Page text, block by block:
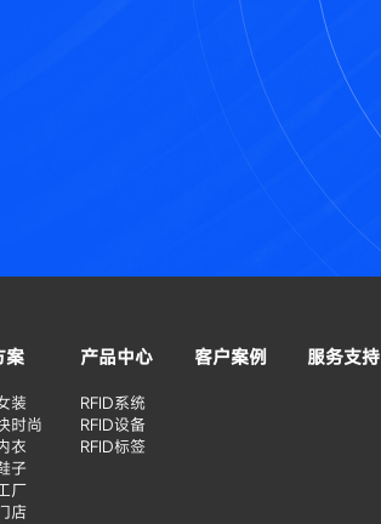
案
装
时尚
衣
子
厂
店
产品中心
RFID系统
RFID设备
RFID标签
客户案例 服务支持